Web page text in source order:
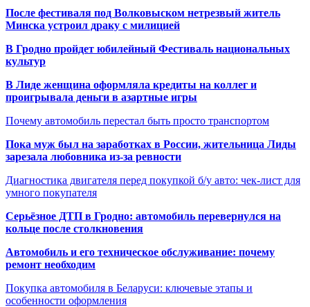
После фестиваля под Волковыском нетрезвый житель
Минска устроил драку с милицией
В Гродно пройдет юбилейный Фестиваль национальных
культур
В Лиде женщина оформляла кредиты на коллег и
проигрывала деньги в азартные игры
Почему автомобиль перестал быть просто транспортом
Пока муж был на заработках в России, жительница Лиды
зарезала любовника из-за ревности
Диагностика двигателя перед покупкой б/у авто: чек-лист для
умного покупателя
Серьёзное ДТП в Гродно: автомобиль перевернулся на
кольце после столкновения
Автомобиль и его техническое обслуживание: почему
ремонт необходим
Покупка автомобиля в Беларуси: ключевые этапы и
особенности оформления